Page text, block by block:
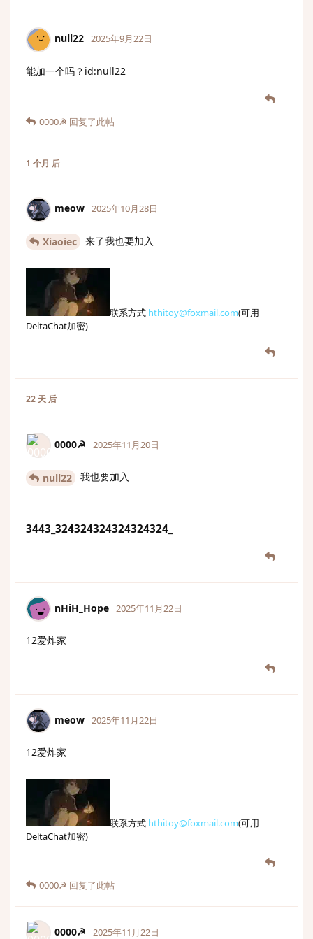
null22 2025年9月22日
能加一个吗？id:null22
0000☭ 回复了此帖
1 个月 后
meow 2025年10月28日
Xiaoiec 来了我也要加入
联系方式 hthitoy@foxmail.com(可用
DeltaChat加密)
22 天 后
0000☭ 2025年11月20日
null22
我也要加入
3443_324324324324324324_
nHiH_Hope 2025年11月22日
12爱炸家
meow 2025年11月22日
12爱炸家
联系方式 hthitoy@foxmail.com(可用
DeltaChat加密)
0000☭ 回复了此帖
0000☭ 2025年11月22日